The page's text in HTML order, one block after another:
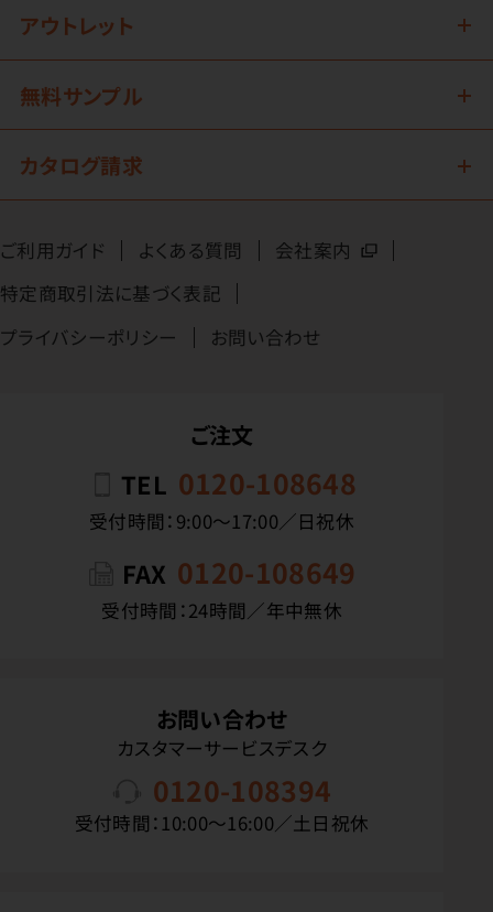
アウトレット
無料サンプル
カタログ請求
ご利用ガイド よくある質問
会社案内
特定商取引法に基づく表記
プライバシーポリシー
お問い合わせ
ご注文
TEL 0120-108648
受付時間：9:00〜17:00／日祝休
FAX 0120-108649
受付時間：24時間／年中無休
お問い合わせ
カスタマーサービスデスク
0120-108394
受付時間：10:00〜16:00／土日祝休